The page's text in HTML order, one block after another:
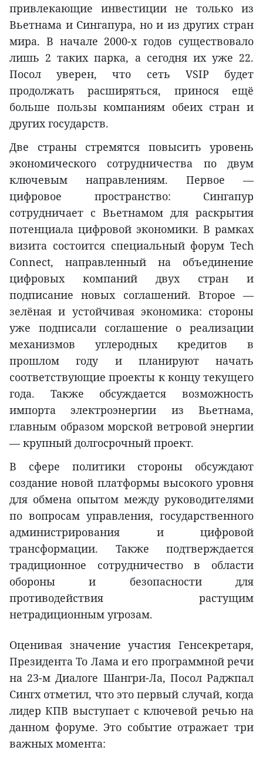
привлекающие инвестиции не только из
Вьетнама и Сингапура, но и из других стран
мира. В начале 2000-х годов существовало
лишь 2 таких парка, а сегодня их уже 22.
Посол уверен, что сеть VSIP будет
продолжать расширяться, принося ещё
больше пользы компаниям обеих стран и
других государств.
Две страны стремятся повысить уровень
экономического сотрудничества по двум
ключевым направлениям. Первое —
цифровое пространство: Сингапур
сотрудничает с Вьетнамом для раскрытия
потенциала цифровой экономики. В рамках
визита состоится специальный форум Tech
Connect, направленный на объединение
цифровых компаний двух стран и
подписание новых соглашений. Второе —
зелёная и устойчивая экономика: стороны
уже подписали соглашение о реализации
механизмов углеродных кредитов в
прошлом году и планируют начать
соответствующие проекты к концу текущего
года. Также обсуждается возможность
импорта электроэнергии из Вьетнама,
главным образом морской ветровой энергии
— крупный долгосрочный проект.
В сфере политики стороны обсуждают
создание новой платформы высокого уровня
для обмена опытом между руководителями
по вопросам управления, государственного
администрирования и цифровой
трансформации. Также подтверждается
традиционное сотрудничество в области
обороны и безопасности для
противодействия растущим
нетрадиционным угрозам.
Оценивая значение участия Генсекретаря,
Президента То Лама и его программной речи
на 23-м Диалоге Шангри-Ла, Посол Раджпал
Сингх отметил, что это первый случай, когда
лидер КПВ выступает с ключевой речью на
данном форуме. Это событие отражает три
важных момента: